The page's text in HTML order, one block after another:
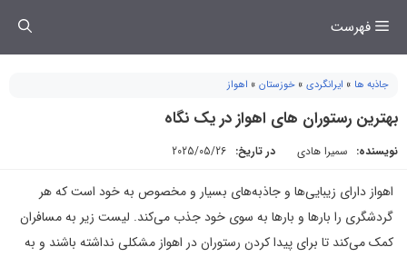
فهرست
جاذبه ها » ایرانگردی » خوزستان » اهواز
بهترین رستوران های اهواز در یک نگاه
نویسنده: سمیرا هادی در تاریخ: 2025/05/26
اهواز دارای زیبایی‌ها و جاذبه‌های بسیار و مخصوص به خود است که هر
گردشگری را بارها و بارها به سوی خود جذب می‌کند. لیست زیر به مسافران
کمک می‌کند تا برای پیدا کردن رستوران در اهواز مشکلی نداشته باشند و به